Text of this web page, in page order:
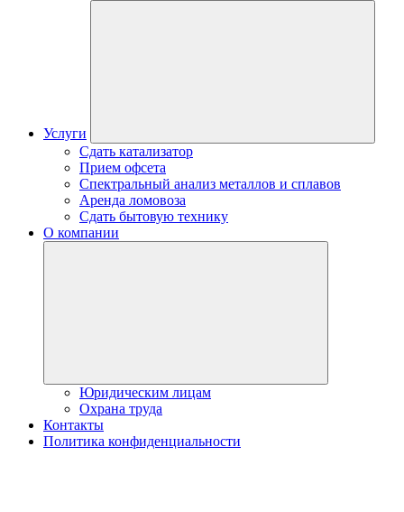
Услуги
Сдать катализатор
Прием офсета
Спектральный анализ металлов и сплавов
Аренда ломовоза
Сдать бытовую технику
О компании
Юридическим лицам
Охрана труда
Контакты
Политика конфиденциальности